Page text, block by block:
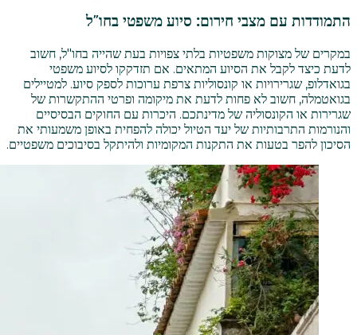
התמודדות עם מצבי חירום: סיוע משפטי בחו"ל
במקרים של מצוקות משפטיות בלתי צפויות בעת שהייה בחו"ל, חשוב
לדעת כיצד לקבל את הסיוע המתאים. אם תזדקקו לסיוע משפטי
בגואדלופ, שגרירויות או קונסוליות צרפת ערוכות לספק סיוע. למטיילים
בגואטמלה, חשוב לא פחות לדעת את מיקומה ופרטי ההתקשרות של
שגרירות או הקונסוליה של מדינתכם. היכרות עם החוקים הבסיסיים
והנורמות התרבותיות של יעד הטיול יכולה להפחית באופן משמעותי את
הסיכון להפר בטעות את התקנות המקומיות ולהיתקל בסיבוכים משפטיים.